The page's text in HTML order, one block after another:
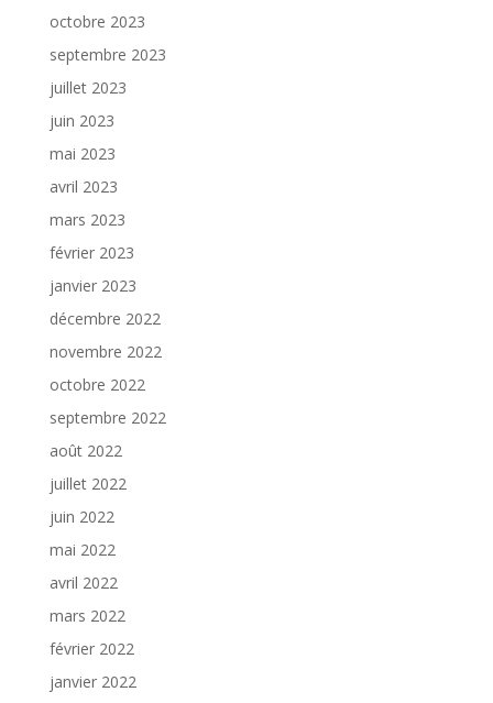
octobre 2023
septembre 2023
juillet 2023
juin 2023
mai 2023
avril 2023
mars 2023
février 2023
janvier 2023
décembre 2022
novembre 2022
octobre 2022
septembre 2022
août 2022
juillet 2022
juin 2022
mai 2022
avril 2022
mars 2022
février 2022
janvier 2022